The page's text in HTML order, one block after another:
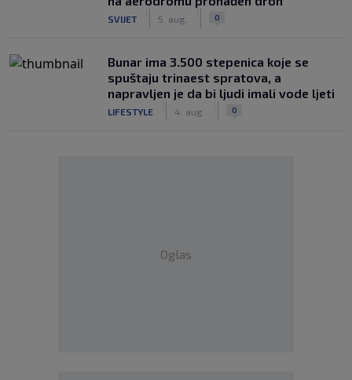
SVIJET 5. aug. 0
Bunar imа 3.500 stepenica koje se
spuštaju trinaest spratova, a
napravljen je da bi ljudi imali vode ljeti
LIFESTYLE 4. aug. 0
Oglas